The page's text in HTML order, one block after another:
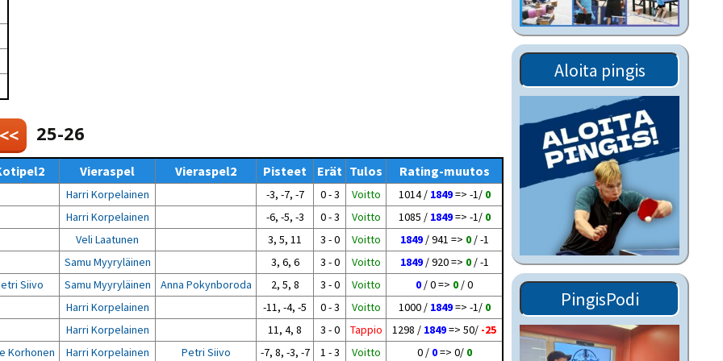
Maahanmuuttajien
kotouttaminen ja
sukupuolten tasa-arvo
pöytätenniksessä
kattavan osallisuuden
kautta
25-26
Vieraspel Vieraspel2 Pisteet Erät Tulos Rating-muutos
Harri Korpelainen -3, -7, -7 0 - 3 Voitto 1014 / 1849=> -1/ 0
Harri Korpelainen -6, -5, -3 0 - 3 Voitto 1085 / 1849=> -1/ 0
Veli Laatunen 3, 5, 11 3 - 0 Voitto 1849/ 941 => 0/ -1
Samu Myyryläinen 3, 6, 6 3 - 0 Voitto 1849/ 920 => 0/ -1
Siivo Samu Myyryläinen Anna Pokynboroda 2, 5, 8 3 - 0 Voitto 0 / 0 => 0 / 0
Harri Korpelainen -11, -4, -5 0 - 3 Voitto 1000 / 1849=> -1/ 0
Harri Korpelainen 11, 4, 8 3 - 0 Tappio 1298 / 1849=> 50/ -25
Korhonen Harri Korpelainen Petri Siivo -7, 8, -3, -7 1 - 3 Voitto 0 / 0=> 0/ 0
Aloita pingis
PingisPodi